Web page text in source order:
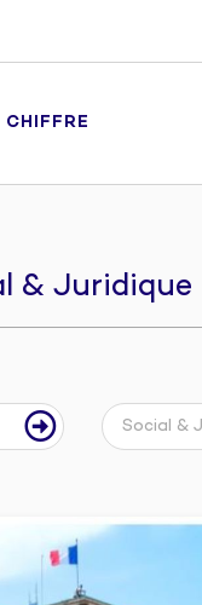
& Juridique
Social &